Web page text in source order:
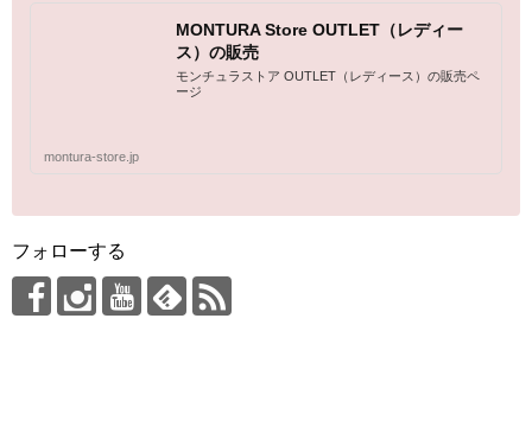
MONTURA Store OUTLET（レディー
ス）の販売
モンチュラストア OUTLET（レディース）の販売ペ
ージ
montura-store.jp
フォローする